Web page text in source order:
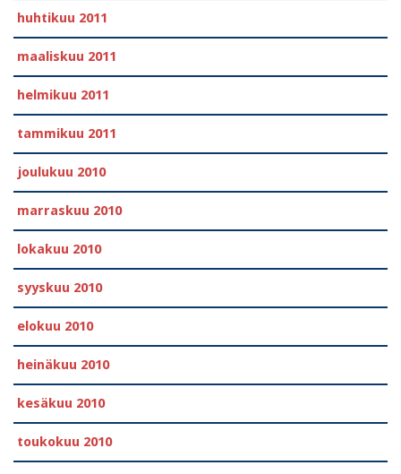
huhtikuu 2011
maaliskuu 2011
helmikuu 2011
tammikuu 2011
joulukuu 2010
marraskuu 2010
lokakuu 2010
syyskuu 2010
elokuu 2010
heinäkuu 2010
kesäkuu 2010
toukokuu 2010